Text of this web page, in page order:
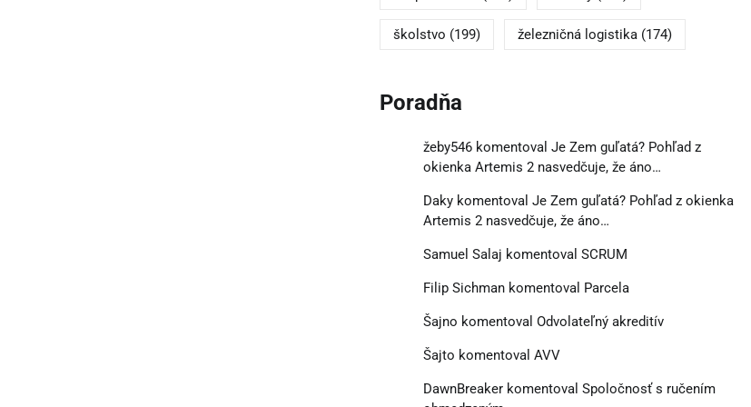
školstvo (199) železničná logistika(174)
Poradňa
žeby546komentoval Je Zem guľatá? Pohľad z
okienka Artemis 2 nasvedčuje, že áno…
Dakykomentoval Je Zem guľatá? Pohľad z okienka
Artemis 2 nasvedčuje, že áno…
Samuel Salaj komentoval SCRUM
Filip Sichmankomentoval Parcela
Šajno komentoval Odvolateľný akreditív
Šajto komentoval AVV
DawnBreakerkomentoval Spoločnosť s ručením